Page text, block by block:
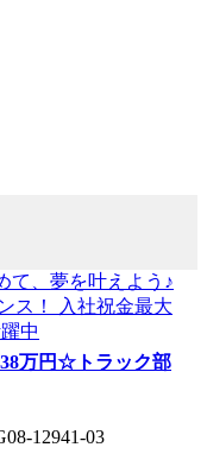
万円☆トラック部
12941-03